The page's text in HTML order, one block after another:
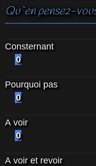
Qu`en pensez-
Consternant
0
Pourquoi pas
0
A voir
0
A voir et revoir